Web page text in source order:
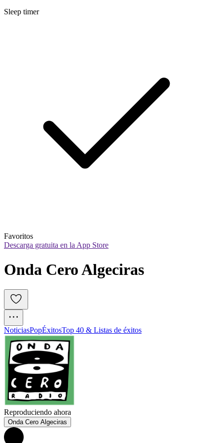
Sleep timer
Favoritos
Descarga gratuita en la App Store
Onda Cero Algeciras
NoticiasPopÉxitosTop 40 & Listas de éxitos
Reproduciendo ahora
Onda Cero Algeciras